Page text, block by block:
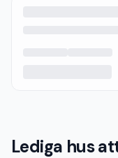
Lediga hus